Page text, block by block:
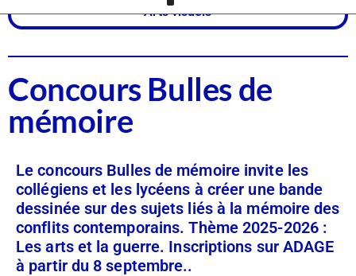
Arts visuels
Concours Bulles de
mémoire
Le concours Bulles de mémoire invite les
collégiens et les lycéens à créer une bande
dessinée sur des sujets liés à la mémoire des
conflits contemporains. Thème 2025-2026 :
Les arts et la guerre. Inscriptions sur ADAGE
à partir du 8 septembre..